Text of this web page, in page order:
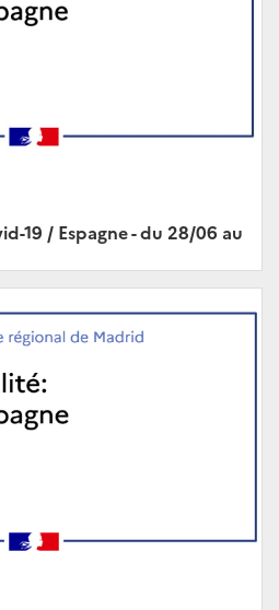
19 / Espagne - du 28/06 au